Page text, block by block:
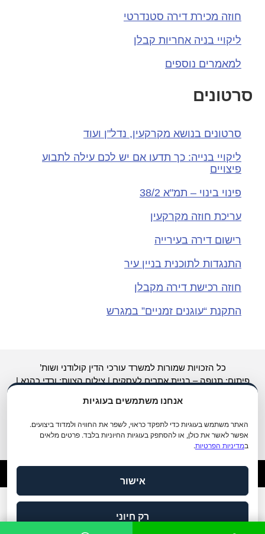
אנחנו משתמשים בעוגיות
האתר משתמש בעוגיות כדי לתפקד כראוי, לשפר את החוויה ולמדוד ביצועים.
אפשר לאשר את כולן, או להסתפק בעוגיות החיוניות בלבד. פרטים מלאים
במדיניות הפרטיות.
אישור
רק חיוני
חוזה מכירת דירה סטנדרטי
ליקויי בניה אחריות קבלן
למאמרים נוספים
סרטונים
סרטונים בנושא מקרקעין, נדל"ן ועוד
ליקויי בנייה: כך תדעו אם יש לכם עילה לתבוע
פיצויים
פינוי בינוי – תמ"א 38/2
עריכת חוזה מקרקעין
רישום דירה בעירייה
התנגדות לתוכנית בניין עיר
חוזה רכישת דירה מקבלן
התקנת “עוגנים זמניים” במגרש
כל הזכויות שמורות למשרד עורכי הדין קולודני ושות’
פיתוח: תנופה –בניית אתרים לעסקים|צילוםהצוות: ורדי כהנא |
מדיניות פרטיות|תנאי שימוש|הצהרת נגישות